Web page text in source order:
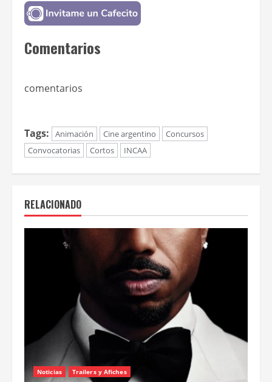
Comentarios
comentarios
Tags: Animación Cine argentino
Concursos
Convocatorias
Cortos INCAA
RELACIONADO
Noticias Trailers y Afiches